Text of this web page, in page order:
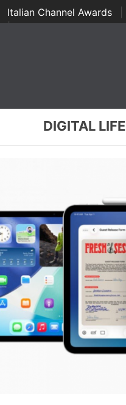
Italian Channel Awards
| ...
DIGITAL LIFE